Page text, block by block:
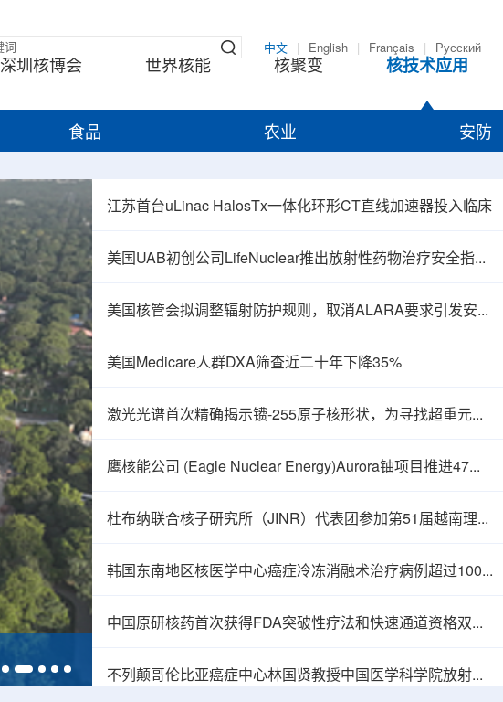
中文 English Français Русский
深圳核博会 世界核能 核聚变 核技术应用
食品 农业 安防
中核辐智正式设立 中国同辐持股90%打通核医
江苏首台uLinac HalosTx一体化环形CT直线加速器投入临床
美国UAB初创公司LifeNuclear推出放射性药物治疗安全指导平台TheraGuide
美国核管会拟调整辐射防护规则，取消ALARA要求引发安全争议
美国Medicare人群DXA筛查近二十年下降35%
激光光谱首次精确揭示镄-255原子核形状，为寻找超重元素提供新线索
鹰核能公司 (Eagle Nuclear Energy)Aurora铀项目推进47孔预可研钻探
杜布纳联合核子研究所（JINR）代表团参加第51届越南理论物理会议
韩国东南地区核医学中心癌症冷冻消融术治疗病例超过100例
中国原研核药首次获得FDA突破性疗法和快速通道资格双重认定
不列颠哥伦比亚癌症中心林国贤教授中国医学科学院放射医学研究所开展学术交流